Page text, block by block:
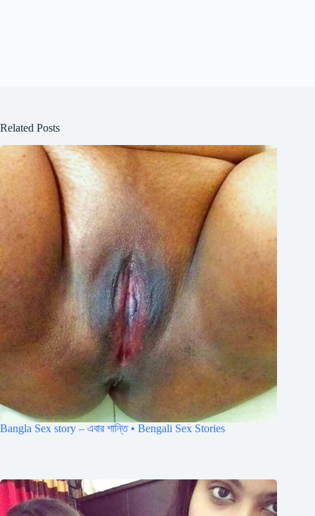
Related Posts
Bangla Sex story – এবার শান্তি • Bengali Sex Stories